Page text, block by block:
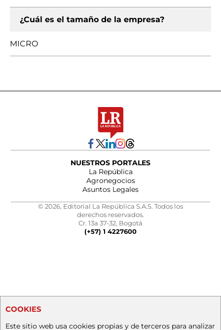
¿Cuál es el tamaño de la empresa?
MICRO
NUESTROS PORTALES
La República
Agronegocios
Asuntos Legales
© 2026, Editorial La República S.A.S. Todos los
derechos reservados.
Cr. 13a 37-32, Bogotá
(+57) 1 4227600
COOKIES
Este sitio web usa cookies propias y de terceros para analizar